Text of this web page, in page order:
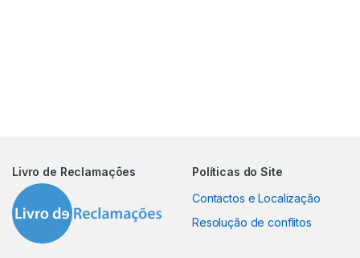
Livro de Reclamações
Políticas do Site
Contactos e Localização
Resolução de conflitos